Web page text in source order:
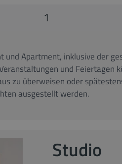
1
Apartment, inklusive der
und Feiertagen
zu überweisen oder
ausgestellt werden.
Studio